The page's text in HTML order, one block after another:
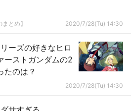
とめ】 2020/7/28(Tu) 14:30
ーズの好きなヒロ
ストガンダムの2
たのは？
2020/7/28(Tu) 14:30